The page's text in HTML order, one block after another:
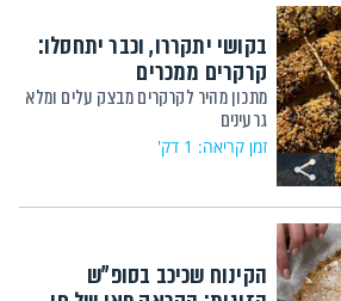
בקושי יתקררו, וכבר יתחסלו:
קרקרים ממכרים
מתכון מהיר לקרקרים מבצק עלים ומלא
גרעינים
זמן קריאה: 1 דק'
הקינוח שכיכב בסופ"ש